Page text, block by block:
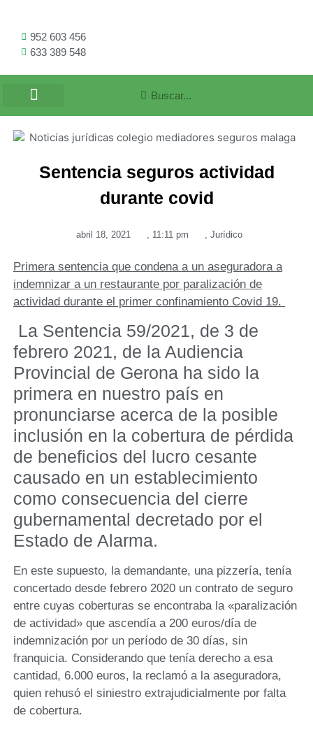
952 603 456
633 389 548
Sentencia seguros actividad
durante covid
abril 18, 2021 11:11 pm Jurídico
Primera sentencia que condena a un aseguradora a
indemnizar a un restaurante por paralización de
actividad durante el primer confinamiento Covid 19.
La Sentencia 59/2021, de 3 de
febrero 2021, de la Audiencia
Provincial de Gerona ha sido la
primera en nuestro país en
pronunciarse acerca de la posible
inclusión en la cobertura de pérdida
de beneficios del lucro cesante
causado en un establecimiento
como consecuencia del cierre
gubernamental decretado por el
Estado de Alarma.
En este supuesto, la demandante, una pizzería, tenía
concertado desde febrero 2020 un contrato de seguro
entre cuyas coberturas se encontraba la «paralización
de actividad» que ascendía a 200 euros/día de
indemnización por un período de 30 días, sin
franquicia. Considerando que tenía derecho a esa
cantidad, 6.000 euros, la reclamó a la aseguradora,
quien rehusó el siniestro extrajudicialmente por falta
de cobertura.